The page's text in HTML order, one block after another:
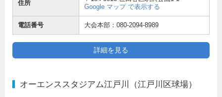
住所
Google マップ で表示する
電話番号 大会本部：080-2094-8989
詳細を見る
オーエンススタジアム江戸川（江戸川区球場）